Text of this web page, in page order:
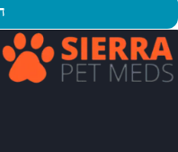
צפו במוצר